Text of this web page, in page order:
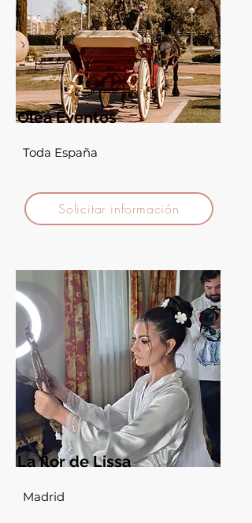
Oleá Eventos
Toda España
Solicitar información
La flor de Lissa
Madrid